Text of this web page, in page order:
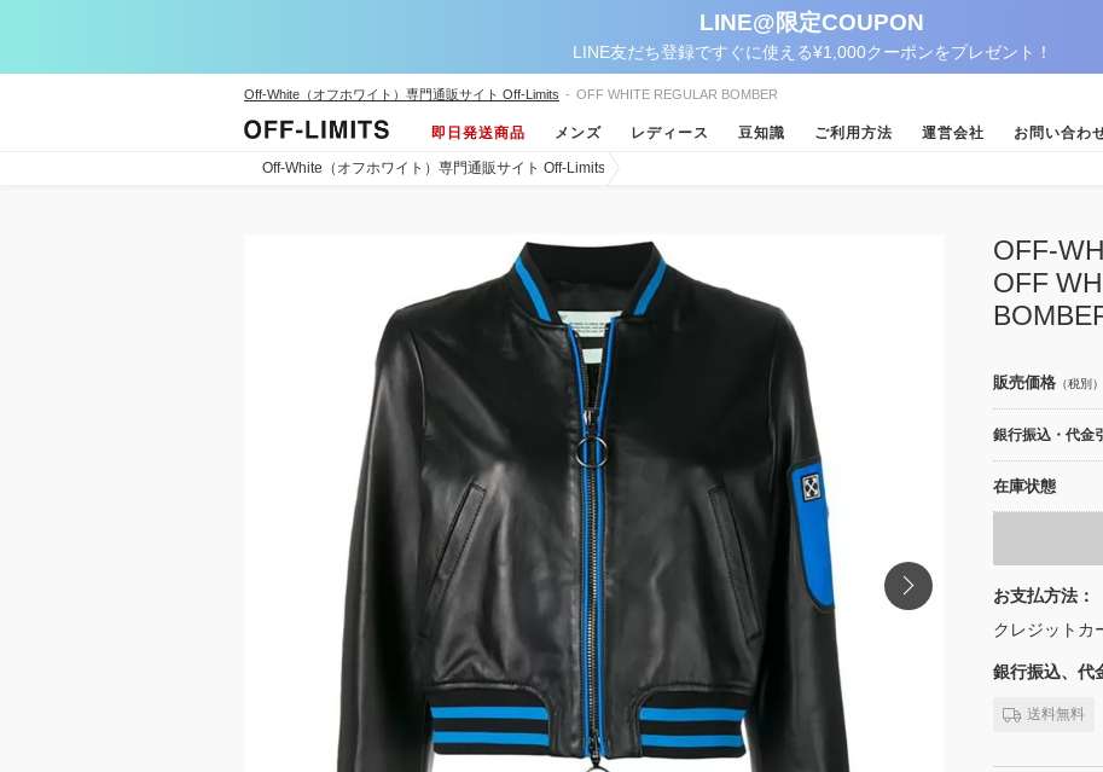
LINE@限定COUPON
LINE友だち登録ですぐに使える¥1,000クーポンをプレゼント！
Off-White（オフホワイト）専門通販サイト Off-Limits - OFF WHITE REGULAR BOMBER
即日発送商品 メンズ レディース 豆知識 ご利用方法 運営会社 お問い合わ
Off-White（オフホワイト）専門通販サイト Off-Limits
OFF-
OFF
販売価格 （税別）
銀行振込・代金
在庫状態
お支払方法：
クレジットカ
銀行振込、代
送料無料